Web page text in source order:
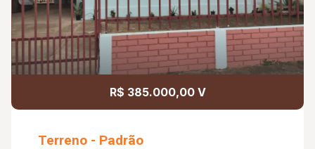
R$ 385.000,00 V
Terreno - Padrão